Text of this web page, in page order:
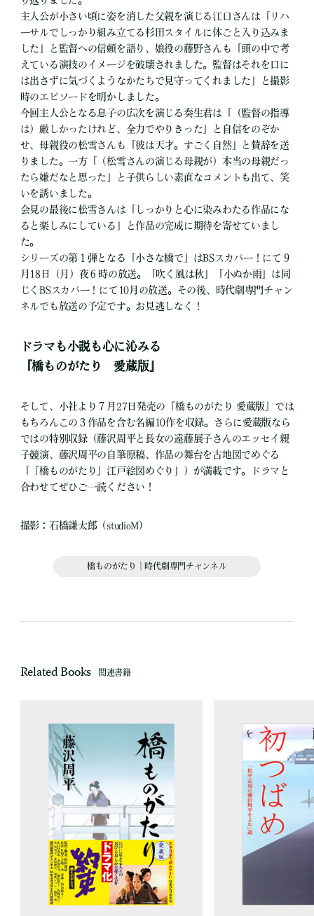
主人公が小さい頃に姿を消した父親を演じる江口さんは「リハ
ーサルでしっかり組み立てる杉田スタイルに体ごと入り込みま
した」と監督への信頼を語り、娘役の藤野さんも「頭の中で考
えている演技のイメージを破壊されました。監督はそれを口に
は出さずに気づくようなかたちで見守ってくれました」と撮影
時のエピソードを明かしました。
今回主人公となる息子の広次を演じる奏生君は「（監督の指導
は）厳しかったけれど、全力でやりきった」と自信をのぞか
せ、母親役の松雪さんも「彼は天才。すごく自然」と賛辞を送
りました。一方「（松雪さんの演じる母親が）本当の母親だっ
たら嫌だなと思った」と子供らしい素直なコメントも出て、笑
いを誘いました。
会見の最後に松雪さんは「しっかりと心に染みわたる作品にな
ると楽しみにしている」と作品の完成に期待を寄せていまし
た。
シリーズの第１弾となる「小さな橋で」はBSスカパー！にて９
月18日（月）夜６時の放送。「吹く風は秋」「小ぬか雨」は同
じくBSスカパー！にて10月の放送。その後、時代劇専門チャン
ネルでも放送の予定です。お見逃しなく！
ドラマも小説も心に沁みる
『橋ものがたり 愛蔵版』
そして、小社より７月27日発売の『橋ものがたり 愛蔵版』では
もちろんこの３作品を含む名編10作を収録。さらに愛蔵版なら
ではの特別収録（藤沢周平と長女の遠藤展子さんのエッセイ親
子競演、藤沢周平の自筆原稿、作品の舞台を古地図でめぐる
「『橋ものがたり』江戸絵図めぐり」）が満載です。ドラマと
合わせてぜひご一読ください！
撮影：石橋謙太郎（studioM)
橋ものがたり｜時代劇専門チャンネル
Related Books 関連書籍